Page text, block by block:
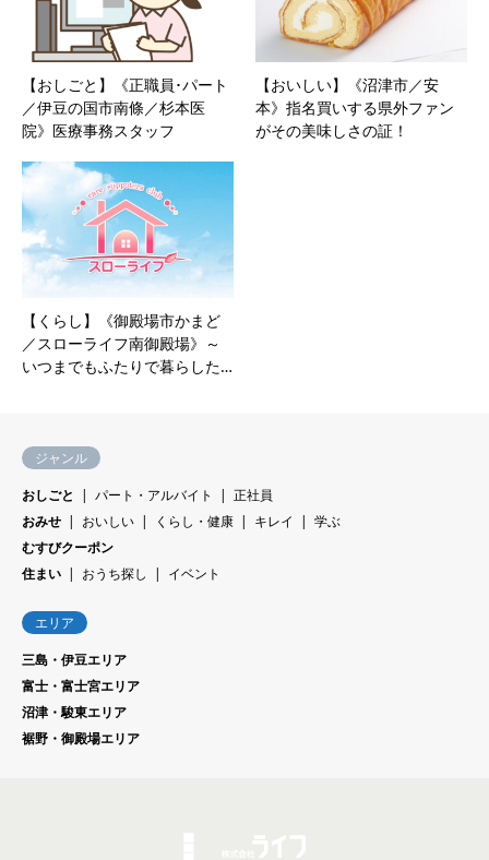
【おしごと】《正職員･パート
／伊豆の国市南條／杉本医
院》医療事務スタッフ
【おいしい】《沼津市／安
本》指名買いする県外ファン
がその美味しさの証！
【くらし】《御殿場市かまど
／スローライフ南御殿場》～
いつまでもふたりで暮らした…
ジャンル
おしごと
パート・アルバイト
正社員
おみせ
おいしい くらし・健康 キレイ
学ぶ
むすびクーポン
住まい
おうち探し イベント
エリア
三島・伊豆エリア
富士・富士宮エリア
沼津・駿東エリア
裾野・御殿場エリア